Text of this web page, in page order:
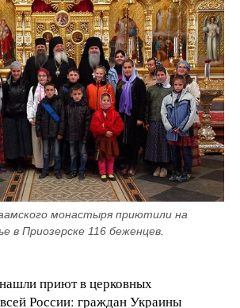
монастыря приютили на
в Приозерске 116 беженцев.
приют в церковных
России: граждан Украины